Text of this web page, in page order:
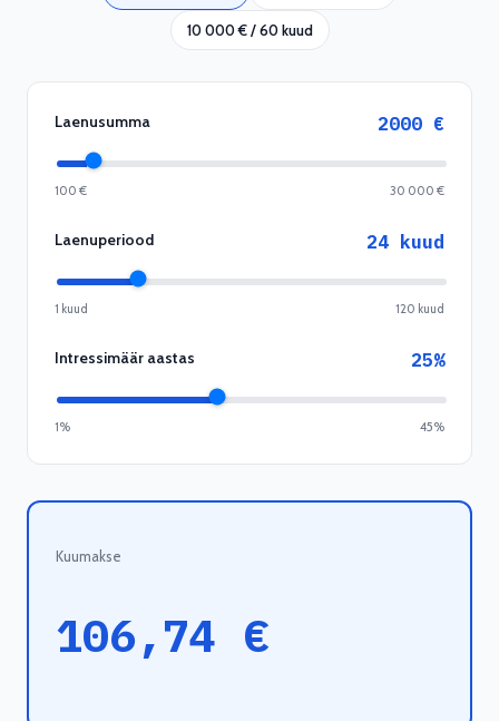
10 000 € / 60 kuud
Laenusumma 2000 €
100 € 30 000 €
Laenuperiood 24 kuud
1 kuud 120 kuud
Intressimäär aastas 25%
1% 45%
Kuumakse
106,74 €